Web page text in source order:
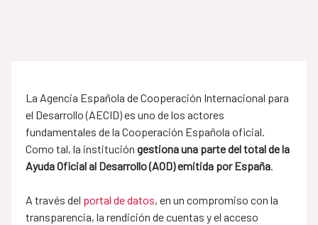
La Agencia Española de Cooperación Internacional para
el Desarrollo (AECID) es uno de los actores
fundamentales de la Cooperación Española oficial.
Como tal, la institución gestiona una parte del total de la
Ayuda Oficial al Desarrollo (AOD) emitida por España.
A través del portal de datos, en un compromiso con la
transparencia, la rendición de cuentas y el acceso